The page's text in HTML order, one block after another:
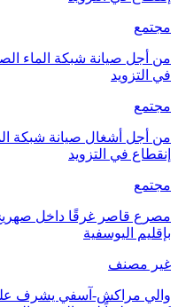
مجتمع
من أجل صيانة شبكة الماء
في التزويد
مجتمع
من أجل أشغال صيانة شبكة
إنقطاع في التزويد
مجتمع
مصرع قاصر غرقًا داخل صهريج
بإقليم اليوسفية
غير مصنف
والي مراكش-آسفي يشرف